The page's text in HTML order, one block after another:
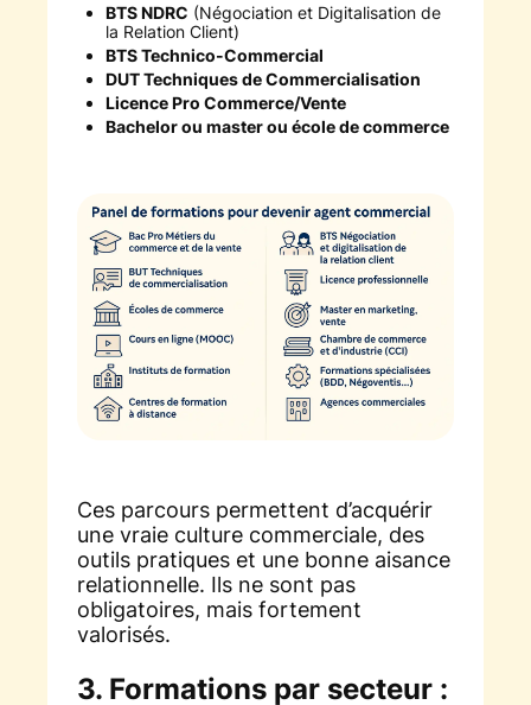
BTS NDRC (Négociation et Digitalisation de
la Relation Client)
BTS Technico-Commercial
DUT Techniques de Commercialisation
Licence Pro Commerce/Vente
Bachelor ou master ou école de commerce
Ces parcours permettent d’acquérir
une vraie culture commerciale, des
outils pratiques et une bonne aisance
relationnelle. Ils ne sont pas
obligatoires, mais fortement
valorisés.
3. Formations par secteur :